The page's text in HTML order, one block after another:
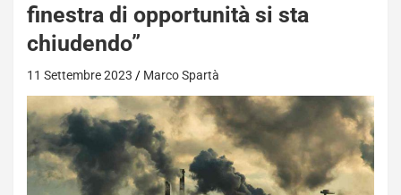
finestra di opportunità si sta
chiudendo”
11 Settembre 2023 Marco Spartà